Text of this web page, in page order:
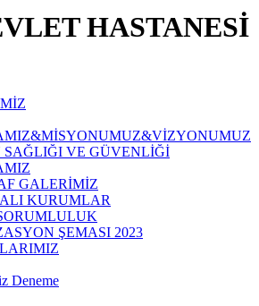
HASTANESİ
SAĞLIĞI VE GÜVENLİĞİ
GALERİMİZ
KURUMLAR
ŞEMASI 2023
Deneme